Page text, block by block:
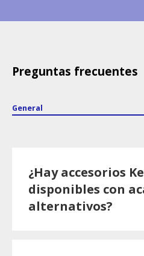
Preguntas frecuentes
General
¿Hay accesorios
disponibles con
alternativos?